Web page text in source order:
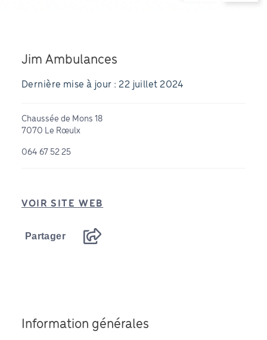
Jim Ambulances
Dernière mise à jour : 22 juillet 2024
Chaussée de Mons 18
7070 Le Rœulx
064 67 52 25
VOIR SITE WEB
Partager
Information générales